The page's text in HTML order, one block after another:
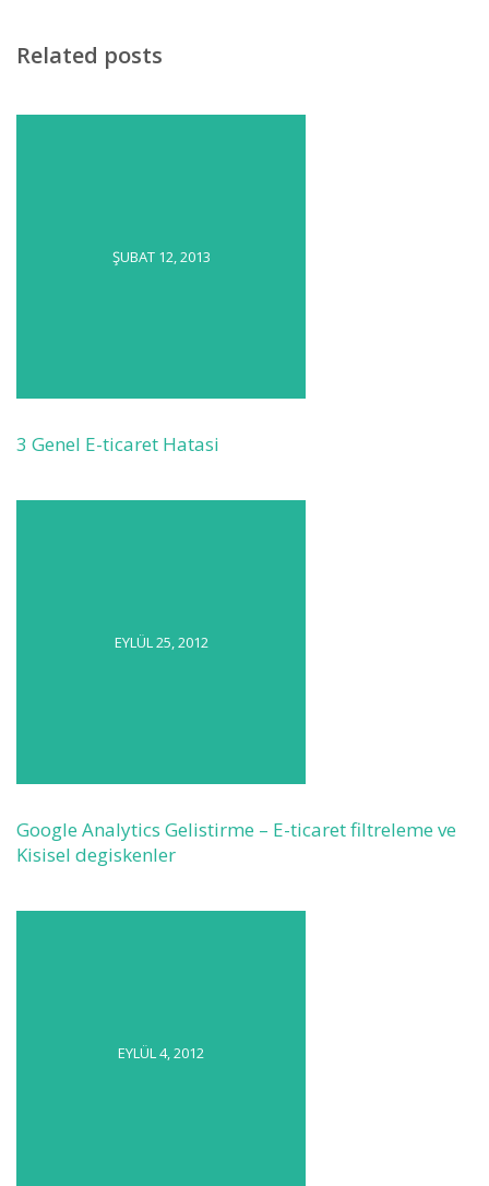
Related posts
ŞUBAT 12, 2013
3 Genel E-ticaret Hatasi
EYLÜL 25, 2012
Google Analytics Gelistirme – E-ticaret filtreleme ve
Kisisel degiskenler
EYLÜL 4, 2012